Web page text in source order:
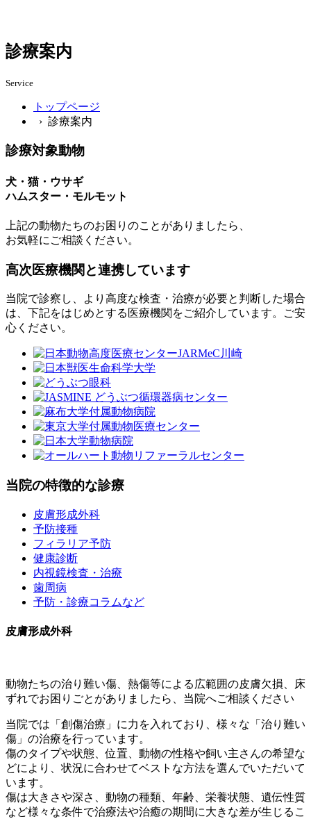
診療案内
Service
トップページ
› 診療案内
診療対象動物
犬・猫・ウサギ
ハムスター・モルモット
上記の動物たちのお困りのことがありましたら、
お気軽にご相談ください。
高次医療機関と連携しています
当院で診察し、より高度な検査・治療が必要と判断した場合
は、下記をはじめとする医療機関をご紹介しています。ご安
心ください。
当院の特徴的な診療
皮膚形成外科
予防接種
フィラリア予防
健康診断
内視鏡検査・治療
歯周病
予防・診療コラムなど
皮膚形成外科
動物たちの治り難い傷、熱傷等による広範囲の皮膚欠損、床
ずれでお困りごとがありましたら、当院へご相談ください
当院では「創傷治療」に力を入れており、様々な「治り難い
傷」の治療を行っています。
傷のタイプや状態、位置、動物の性格や飼い主さんの希望な
どにより、状況に合わせてベストな方法を選んでいただいて
います。
傷は大きさや深さ、動物の種類、年齢、栄養状態、遺伝性質
など様々な条件で治療法や治癒の期間に大きな差が生じるこ